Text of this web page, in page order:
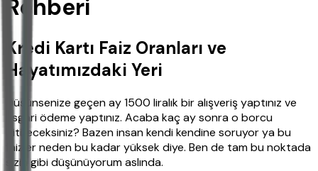
Rehberi
Kredi Kartı Faiz Oranları ve
Hayatımızdaki Yeri
Düşünsenize geçen ay 1500 liralık bir alışveriş yaptınız ve
asgari ödeme yaptınız. Acaba kaç ay sonra o borcu
bitireceksiniz? Bazen insan kendi kendine soruyor ya bu
faizler neden bu kadar yüksek diye. Ben de tam bu noktada
sizin gibi düşünüyorum aslında.